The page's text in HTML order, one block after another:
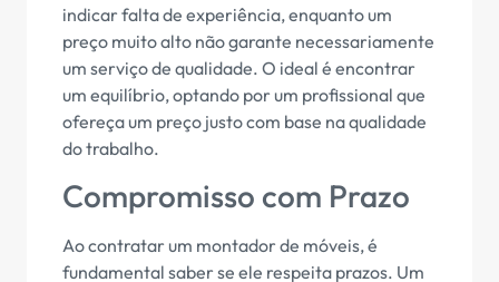
indicar falta de experiência, enquanto um
preço muito alto não garante necessariamente
um serviço de qualidade. O ideal é encontrar
um equilíbrio, optando por um profissional que
ofereça um preço justo com base na qualidade
do trabalho.
Compromisso com Prazo
Ao contratar um montador de móveis, é
fundamental saber se ele respeita prazos. Um